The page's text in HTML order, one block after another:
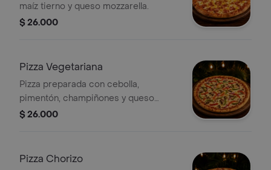
maíz tierno y queso mozzarella.
$ 26.000
Pizza Vegetariana
Pizza preparada con cebolla,
pimentón, champiñones y queso
mozzarella.
$ 26.000
Pizza Chorizo